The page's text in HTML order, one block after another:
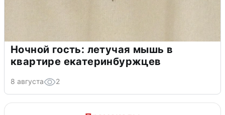
Ночной гость: летучая мышь в
квартире екатеринбуржцев
8 августа 2